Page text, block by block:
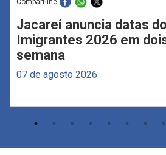
Jacareí anuncia datas
Imigrantes 2026 em
semana
07 de agosto 2026